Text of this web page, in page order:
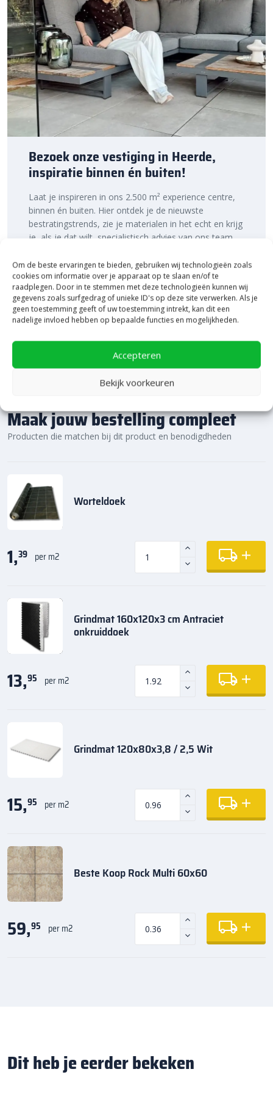
Om de beste ervaringen te bieden, gebruiken wij technologieën zoals
cookies om informatie over je apparaat op te slaan en/of te
raadplegen. Door in te stemmen met deze technologieën kunnen wij
gegevens zoals surfgedrag of unieke ID's op deze site verwerken. Als je
geen toestemming geeft of uw toestemming intrekt, kan dit een
nadelige invloed hebben op bepaalde functies en mogelijkheden.
Accepteren
Bekijk voorkeuren
kenniscentrum.
Bestratingsmarkt.com: de beste prijs,
snelle levering
Bij Bestratingsmarkt.com ben je verzekerd van de beste prijs in
Nederland. Dankzij onze ruime voorraad en snelle levering kun je
ook nog eens snel aan de slag met jouw tuinproject, zodat je
snel van een sfeervolle tuin geniet. Bestel daarom vandaag nog.
Ontdek de hoogwaardige kwaliteit en voordelige prijs van Slate
Grey 10-30 mm bigbag 1000 KG van Redsun bij
Bestratingsmarkt.com.
Bezoek onze vestiging in Heerde,
inspiratie binnen én buiten!
Laat je inspireren in ons 2.500 m² experience centre,
binnen én buiten. Hier ontdek je de nieuwste
bestratingstrends, zie je materialen in het echt en krijg
je, als je dat wilt, specialistisch advies van ons team.
binnen!
Bekijk Showpresentatie
Maak jouw bestelling compleet
Producten die matchen bij dit product en benodigdheden
Worteldoek
1,39 per m2
Grindmat 160x120x3 cm Antraciet
onkruiddoek
13,95 per m2
Grindmat 120x80x3,8 / 2,5 Wit
15,95 per m2
Beste Koop Rock Multi 60x60
59,95 per m2
Dit heb je eerder bekeken